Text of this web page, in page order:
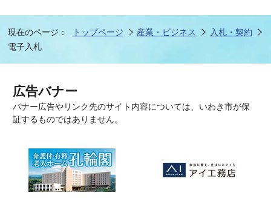
現在のページ： トップページ 産業・ビジネス
入札・契約
電子入札
広告バナー
バナー広告やリンク先のサイト内容については、いわき市が保
証するものではありません。